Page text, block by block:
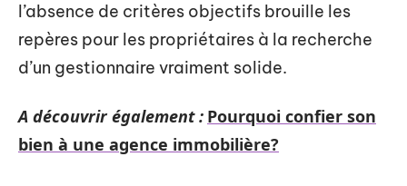
l’absence de critères objectifs brouille les
repères pour les propriétaires à la recherche
d’un gestionnaire vraiment solide.
A découvrir également : Pourquoi confier son
bien à une agence immobilière?